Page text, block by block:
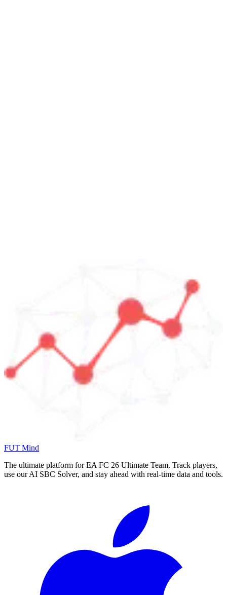
FUT Mind
The ultimate platform for EA FC 26 Ultimate Team. Track players,
use our AI SBC Solver, and stay ahead with real-time data and tools.